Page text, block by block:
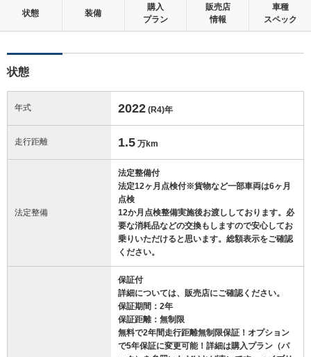
状態 装備
購入
プラン
販売店
情報
車種
スペック
状態
年式 2022 (R4)年
走行距離 1.5 万km
法定整備
法定整備付
法定12ヶ月点検付※貨物など一部車両は6ヶ月
点検
12か月点検整備実施後お渡ししております。必
要な消耗品などの交換もしますので安心してお
乗りいただけると思います。総額表示をご確認
ください。
保証付
詳細については、販売店にご確認ください。
保証期間：2年
保証距離：無制限
無料で2年間走行距離無制限保証！オプション
で5年保証に変更可能！詳細は購入プラン（パ